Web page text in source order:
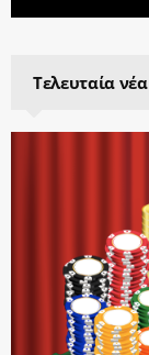
Τελευταία νέα